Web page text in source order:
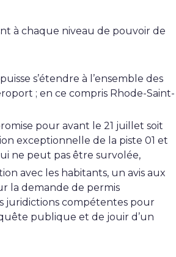
à chaque niveau de pouvoir de
s’étendre à l’ensemble des
; en ce compris Rhode-Saint-
pour avant le 21 juillet soit
exceptionnelle de la piste 01 et
ne peut pas être survolée,
avec les habitants, un avis aux
la demande de permis
juridictions compétentes pour
publique et de jouir d’un